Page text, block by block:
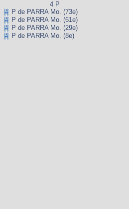
4 P
P de PARRA Mo. (73e)
P de PARRA Mo. (61e)
P de PARRA Mo. (29e)
P de PARRA Mo. (8e)